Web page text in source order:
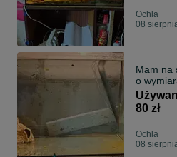
Ochla
08
Mam na
o
80 zł
Ochla
08